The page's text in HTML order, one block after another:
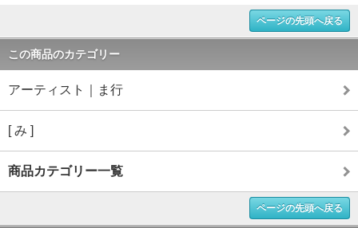
ページの先頭へ戻る
この商品のカテゴリー
アーティスト｜ま行
[ み ]
商品カテゴリー一覧
ページの先頭へ戻る